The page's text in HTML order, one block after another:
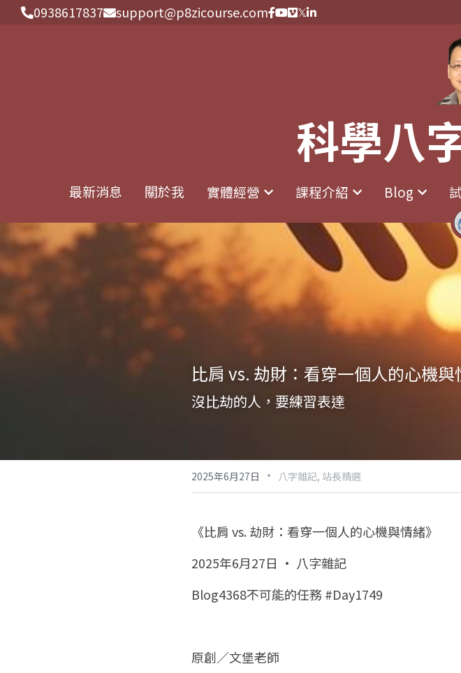
0938617837 support@p8zicourse.com
科學八
最新消息 關於我 實體經營 課程介紹 Blog
0938617837 support@p8zicourse.com
科學八
最新消息 關於我 實體經營 課程介紹 Blog
比肩 vs. 劫財：看穿一個人的心機與
沒比劫的人，要練習表達
2025年6月27日 · 八字雜記, 站長精選
《比肩 vs. 劫財：看穿一個人的心機與情緒》
2025年6月27日 · 八字雜記
Blog4368不可能的任務 #Day1749
原創／文堡老師